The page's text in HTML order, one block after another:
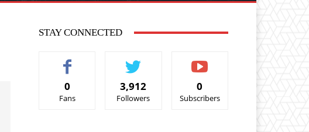
STAY CONNECTED
0
Fans
3,912
Followers
0
Subscribers